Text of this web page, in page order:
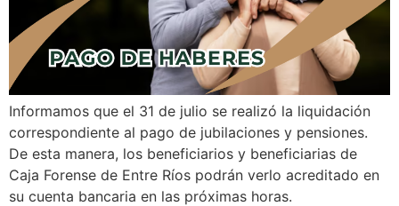
Informamos que el 31 de julio se realizó la liquidación
correspondiente al pago de jubilaciones y pensiones.
De esta manera, los beneficiarios y beneficiarias de
Caja Forense de Entre Ríos podrán verlo acreditado en
su cuenta bancaria en las próximas horas.